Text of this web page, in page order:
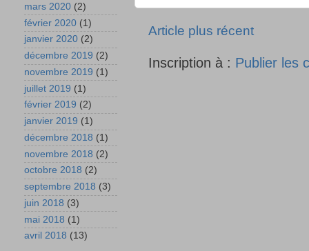
Article plus récent
Inscription à : Publier les
mars 2020 (2)
février 2020 (1)
janvier 2020 (2)
décembre 2019 (2)
novembre 2019 (1)
juillet 2019 (1)
février 2019 (2)
janvier 2019 (1)
décembre 2018 (1)
novembre 2018 (2)
octobre 2018 (2)
septembre 2018 (3)
juin 2018 (3)
mai 2018 (1)
avril 2018 (13)